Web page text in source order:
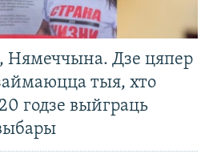
Нямеччына. Дзе цяпер
тыя, хто
годзе выйграць